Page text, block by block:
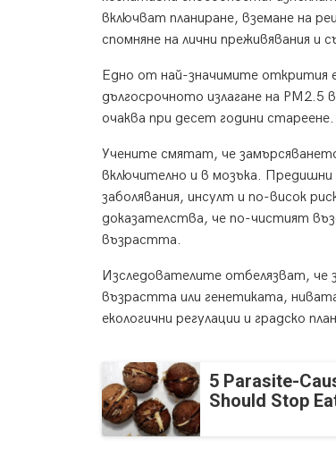
включват планиране, вземане на
спомняне на лични преживявания и
Едно от най-значимите открития
дългосрочното излагане на
очаква при десет години стареене.
Учените смятат, че
включително и в мозъка. Предишни
заболявания, инсулт и по-висок
доказателства, че по-чистият
възрастта.
Изследователите отбелязват, че
възрастта или генетиката,
екологични регулации и градско
5 Parasite-
Should Stop